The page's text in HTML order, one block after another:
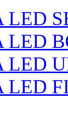
LED
LED